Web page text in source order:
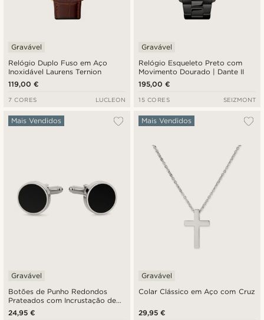
Relógio Duplo Fuso em Aço
Inoxidável Laurens Ternion
Gravável
119,00 €
7 CORES LUCLEON
Relógio Esqueleto Preto com
Movimento Dourado | Dante II
Gravável
195,00 €
15 CORES SEIZMONT
Botões de Punho Redondos
Prateados com Incrustação de
Ónix
Mais Vendidos
Gravável
24,95 €
Colar Clássico em Aço com Cruz
Mais Vendidos
Gravável
29,95 €